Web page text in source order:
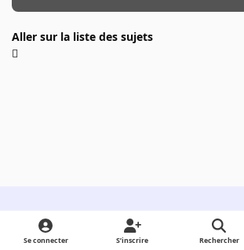
Aller sur la liste des sujets
Light ModeDark ModeSystem Preference
Se connecter S’inscrire Rechercher